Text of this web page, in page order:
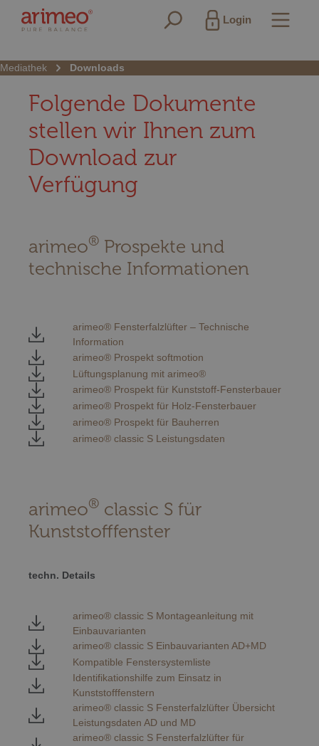
springen Login
Mediathek Downloads
Folgende Dokumente
stellen wir Ihnen zum
Download zur
Verfügung
arimeo® Prospekte und
technische Informationen
arimeo® Fensterfalzlüfter – Technische
Information
arimeo® Prospekt softmotion
Lüftungsplanung mit arimeo®
arimeo® Prospekt für Kunststoff-Fensterbauer
arimeo® Prospekt für Holz-Fensterbauer
arimeo® Prospekt für Bauherren
arimeo® classic S Leistungsdaten
arimeo® classic S für
Kunststofffenster
techn. Details
arimeo® classic S Montageanleitung mit
Einbauvarianten
arimeo® classic S Einbauvarianten AD+MD
Kompatible Fenstersystemliste
Identifikationshilfe zum Einsatz in
Kunststofffenstern
arimeo® classic S Fensterfalzlüfter Übersicht
Leistungsdaten AD und MD
arimeo® classic S Fensterfalzlüfter für